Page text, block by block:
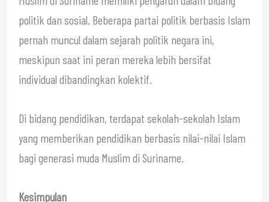
politik dan sosial. Beberapa partai politik berbasis Islam
pernah muncul dalam sejarah politik negara ini,
meskipun saat ini peran mereka lebih bersifat
individual dibandingkan kolektif.
Di bidang pendidikan, terdapat sekolah-sekolah Islam
yang memberikan pendidikan berbasis nilai-nilai Islam
bagi generasi muda Muslim di Suriname.
Kesimpulan